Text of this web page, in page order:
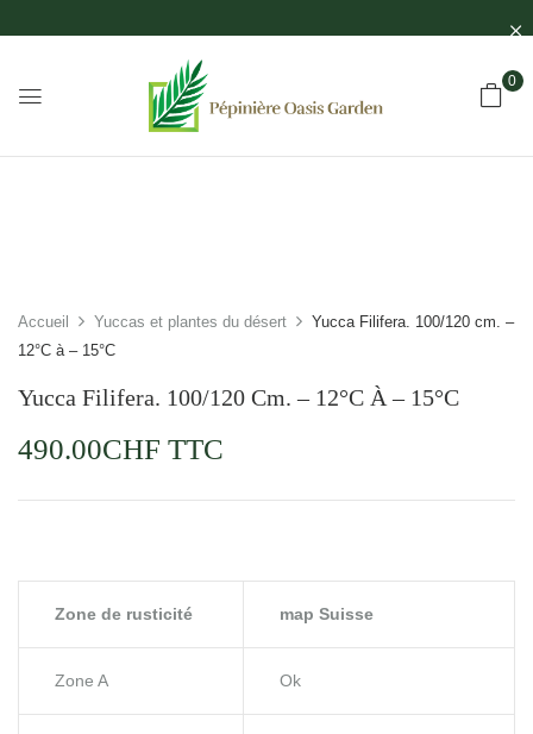
0
Accueil Yuccas et plantes du désert
Yucca Filifera. 100/120 cm. –
12°C à – 15°C
Yucca Filifera. 100/120 Cm. – 12°C À – 15°C
490.00CHF TTC
Zone de rusticité map Suisse
Zone A Ok